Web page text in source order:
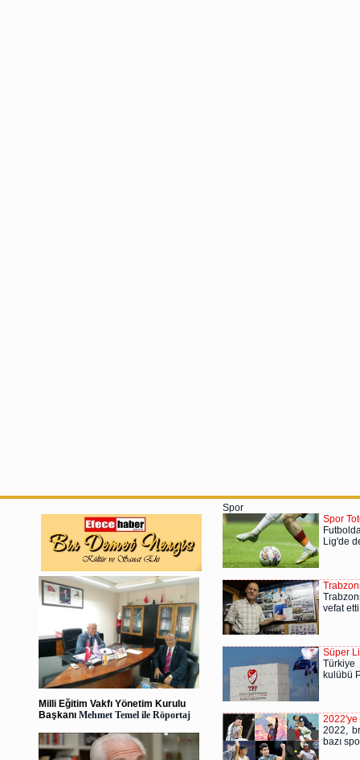
Milli Eğitim Vakfı Yönetim Kurulu
Başkanı Mehmet Temel ile Röportaj
Spor
Spor
Lig'de
vefat
Süper
Türkiye
kulübü
2022'ye
2022,
bazı